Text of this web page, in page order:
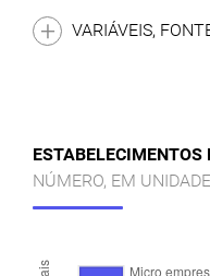
VARIÁVEIS,
ESTABELECIMENTOS
NÚMERO, EM